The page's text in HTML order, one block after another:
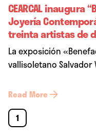
CEARCAL inaugura
Joyería
treinta artistas de
La exposición
vallisoletano Salvador
Read More
1